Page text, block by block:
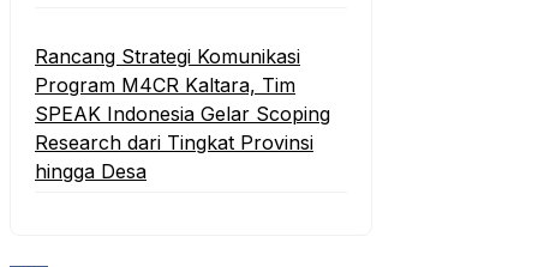
Rancang Strategi Komunikasi
Program M4CR Kaltara, Tim
SPEAK Indonesia Gelar Scoping
Research dari Tingkat Provinsi
hingga Desa